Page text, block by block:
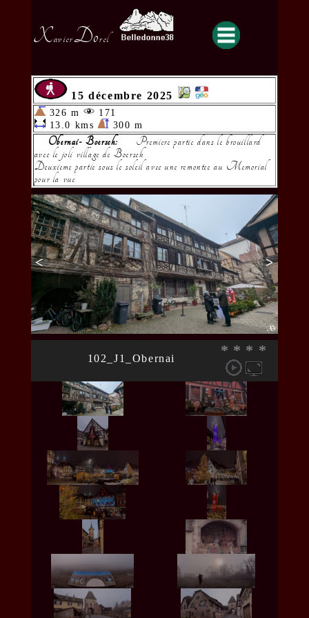
XavierDorel
15 décembre 2025
326 m
171
13.0 kms
300 m
Obernai- Boersch:
Premiere partie dans le brouillard
avec le joli village de Boersch
Deuxieme partie sous le soleil avec une remontee au Memorial
pour la vue
< >
* * * *
102_J1_Obernai